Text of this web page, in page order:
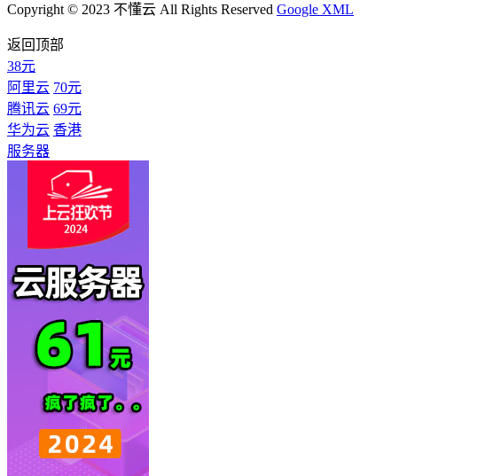
Copyright © 2023 不懂云 All Rights Reserved Google XML
返回顶部
38元
阿里云 70元
腾讯云 69元
华为云 香港
服务器